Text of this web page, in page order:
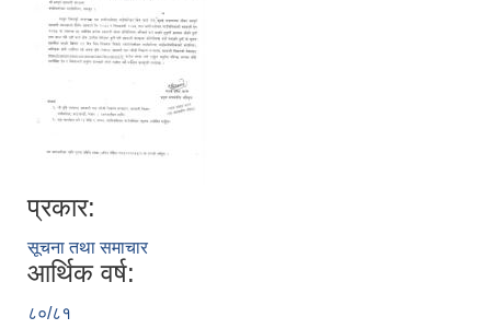
प्रकार:
सूचना तथा समाचार
आर्थिक वर्ष:
८०/८१